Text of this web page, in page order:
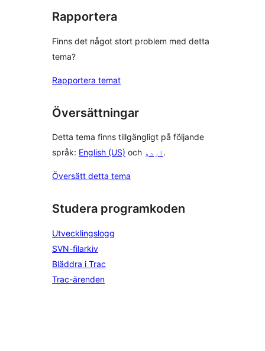
Rapportera
Finns det något stort problem med detta
tema?
Rapportera temat
Översättningar
Detta tema finns tillgängligt på följande
språk: English (US) och اردو .
Översätt detta tema
Studera programkoden
Utvecklingslogg
SVN-filarkiv
Bläddra i Trac
Trac-ärenden